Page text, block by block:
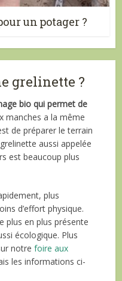
un potager ?
grelinette ?
bio qui permet de
manches a la même
de préparer le terrain
aussi appelée
est beaucoup plus
plus
d’effort physique.
plus en plus présente
écologique. Plus
notrefoire aux
les informations ci-